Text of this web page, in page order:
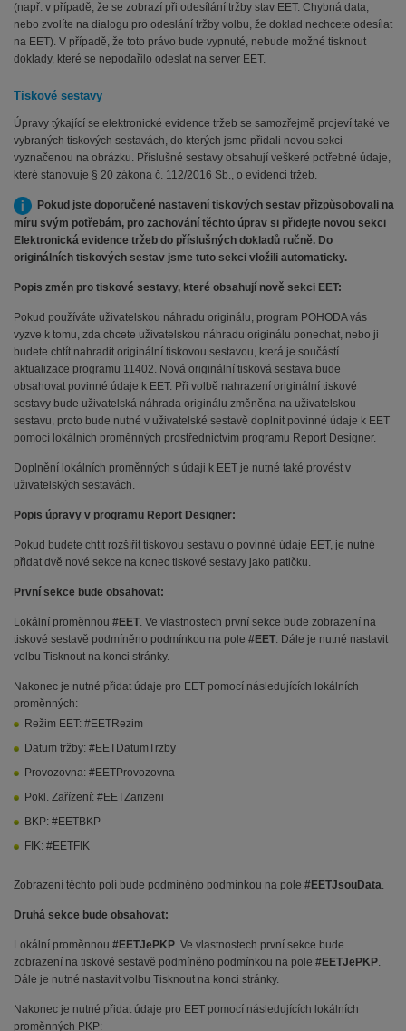
(např. v případě, že se zobrazí při odesílání tržby stav EET: Chybná data,
nebo zvolíte na dialogu pro odeslání tržby volbu, že doklad nechcete odesílat
na EET). V případě, že toto právo bude vypnuté, nebude možné tisknout
doklady, které se nepodařilo odeslat na server EET.
Tiskové sestavy
Úpravy týkající se elektronické evidence tržeb se samozřejmě projeví také ve
vybraných tiskových sestavách, do kterých jsme přidali novou sekci
vyznačenou na obrázku. Příslušné sestavy obsahují veškeré potřebné údaje,
které stanovuje § 20 zákona č. 112/2016 Sb., o evidenci tržeb.
Pokud jste doporučené nastavení tiskových sestav přizpůsobovali na
míru svým potřebám, pro zachování těchto úprav si přidejte novou sekci
Elektronická evidence tržeb do příslušných dokladů ručně. Do
originálních tiskových sestav jsme tuto sekci vložili automaticky.
Popis změn pro tiskové sestavy, které obsahují nově sekci EET:
Pokud používáte uživatelskou náhradu originálu, program POHODA vás
vyzve k tomu, zda chcete uživatelskou náhradu originálu ponechat, nebo ji
budete chtít nahradit originální tiskovou sestavou, která je součástí
aktualizace programu 11402. Nová originální tisková sestava bude
obsahovat povinné údaje k EET. Při volbě nahrazení originální tiskové
sestavy bude uživatelská náhrada originálu změněna na uživatelskou
sestavu, proto bude nutné v uživatelské sestavě doplnit povinné údaje k EET
pomocí lokálních proměnných prostřednictvím programu Report Designer.
Doplnění lokálních proměnných s údaji k EET je nutné také provést v
uživatelských sestavách.
Popis úpravy v programu Report Designer:
Pokud budete chtít rozšířit tiskovou sestavu o povinné údaje EET, je nutné
přidat dvě nové sekce na konec tiskové sestavy jako patičku.
První sekce bude obsahovat:
Lokální proměnnou #EET. Ve vlastnostech první sekce bude zobrazení na
tiskové sestavě podmíněno podmínkou na pole #EET. Dále je nutné nastavit
volbu Tisknout na konci stránky.
Nakonec je nutné přidat údaje pro EET pomocí následujících lokálních
proměnných:
Režim EET: #EETRezim
Datum tržby: #EETDatumTrzby
Provozovna: #EETProvozovna
Pokl. Zařízení: #EETZarizeni
BKP: #EETBKP
FIK: #EETFIK
Zobrazení těchto polí bude podmíněno podmínkou na pole #EETJsouData.
Druhá sekce bude obsahovat:
Lokální proměnnou #EETJePKP. Ve vlastnostech první sekce bude
zobrazení na tiskové sestavě podmíněno podmínkou na pole #EETJePKP.
Dále je nutné nastavit volbu Tisknout na konci stránky.
Nakonec je nutné přidat údaje pro EET pomocí následujících lokálních
proměnných PKP: